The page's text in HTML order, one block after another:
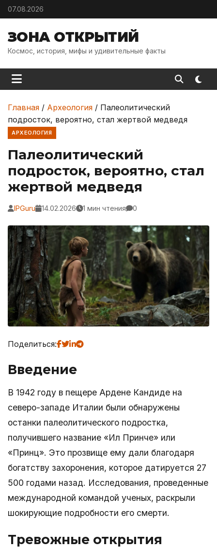
Skip to content
07.08.2026
ЗОНА ОТКРЫТИЙ
Космос, история, мифы и удивительные факты
Главная / Археология / Палеолитический
подросток, вероятно, стал жертвой медведя
АРХЕОЛОГИЯ
Палеолитический
подросток, вероятно, стал
жертвой медведя
IPGuru 14.02.2026 1 мин чтения 0
Поделиться:
Введение
В 1942 году в пещере Ардене Кандиде на
северо-западе Италии были обнаружены
останки палеолитического подростка,
получившего название «Ил Принче» или
«Принц». Это прозвище ему дали благодаря
богатству захоронения, которое датируется 27
500 годами назад. Исследования, проведенные
международной командой ученых, раскрыли
шокирующие подробности его смерти.
Тревожные открытия